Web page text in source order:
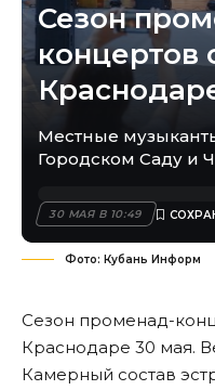
Сезон
концертов
Местные
Городском Саду и
30 МАЯ В 10:49
Фото: Кубань Информ
Сезон променад-
Краснодаре 30 мая.
Камерный состав